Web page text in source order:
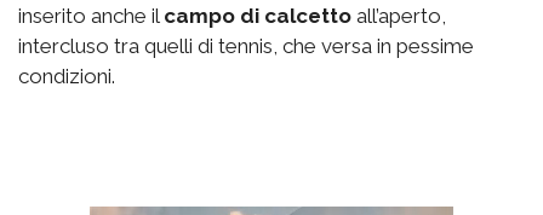
inserito anche il campo di calcetto all’aperto,
intercluso tra quelli di tennis, che versa in pessime
condizioni.